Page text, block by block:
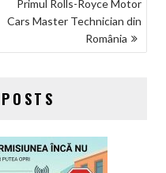
Primul Rolls-Royce Motor
Cars Master Technician din
România